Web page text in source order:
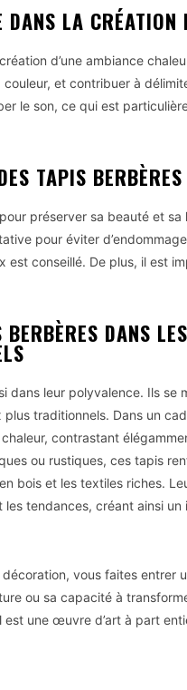
LA CRÉATION
d’une ambiance
et contribuer à
le son, ce qui est
TAPIS BERBÈRES
préserver sa beauté et
pour éviter
est conseillé. De plus, il est
DANS
dans leur polyvalence. Ils se
plus traditionnels. Dans un
contrastant
ou rustiques, ces tapis
bois et les textiles riches.
tendances, créant ainsi
vous faites entrer
ou sa capacité à
est une œuvre d’art à part